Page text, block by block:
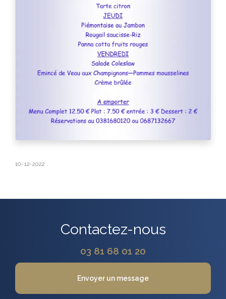
10-12-2022
Contactez-nous
03 81 68 01 20
Envoyer un message